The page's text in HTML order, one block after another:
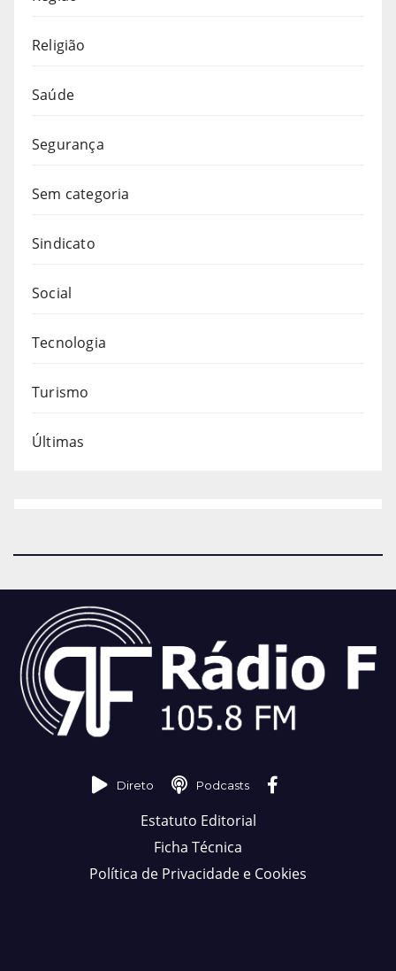
Religião
Saúde
Segurança
Sem categoria
Sindicato
Social
Tecnologia
Turismo
Últimas
Direto Podcasts
Estatuto Editorial
Ficha Técnica
Política de Privacidade e Cookies